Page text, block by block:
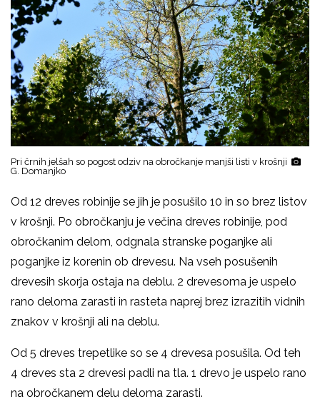
Pri črnih jelšah so pogost odziv na obročkanje manjši listi v krošnji
G. Domanjko
Od 12 dreves robinije se jih je posušilo 10 in so brez listov
v krošnji. Po obročkanju je večina dreves robinije, pod
obročkanim delom, odgnala stranske poganjke ali
poganjke iz korenin ob drevesu. Na vseh posušenih
drevesih skorja ostaja na deblu. 2 drevesoma je uspelo
rano deloma zarasti in rasteta naprej brez izrazitih vidnih
znakov v krošnji ali na deblu.
Od 5 dreves trepetlike so se 4 drevesa posušila. Od teh
4 dreves sta 2 drevesi padli na tla. 1 drevo je uspelo rano
na obročkanem delu deloma zarasti.